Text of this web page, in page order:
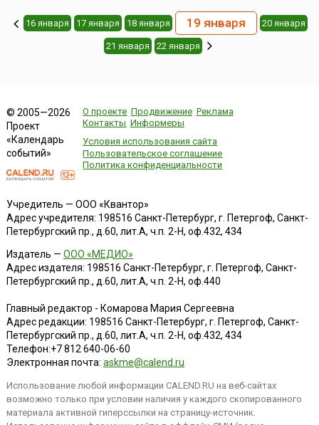
16 января 17 января 18 января 19 января 20 января
21 января 22 января
© 2005—2026
Проект
«Календарь
событий»
О проекте Продвижение Реклама
Контакты Информеры
Условия использования сайта
Пользовательское соглашение
Политика конфиденциальности
Учредитель — ООО «Квантор»
Адрес учредителя: 198516 Санкт-Петербург, г. Петергоф, Санкт-
Петербургский пр., д.60, лит.А, ч.п. 2-Н, оф.432, 434
Издатель — ООО «МЕДИО»
Адрес издателя: 198516 Санкт-Петербург, г. Петергоф, Санкт-
Петербургский пр., д.60, лит.А, ч.п. 2-Н, оф.440
Главный редактор - Комарова Мария Сергеевна
Адрес редакции: 198516 Санкт-Петербург, г. Петергоф, Санкт-
Петербургский пр., д.60, лит.А, ч.п. 2-Н, оф.432, 434
Телефон:+7 812 640-06-60
Электронная почта: askme@calend.ru
Использование любой информации CALEND.RU на веб-сайтах
возможно только при условии наличия у каждого скопированного
материала активной гиперссылки на страницу-источник.